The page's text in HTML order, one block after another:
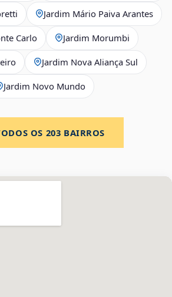
Jardim Mário Paiva Arantes
Carlo Jardim Morumbi
Jardim Nova Aliança Sul
Jardim Novo Mundo
OS 203 BAIRROS